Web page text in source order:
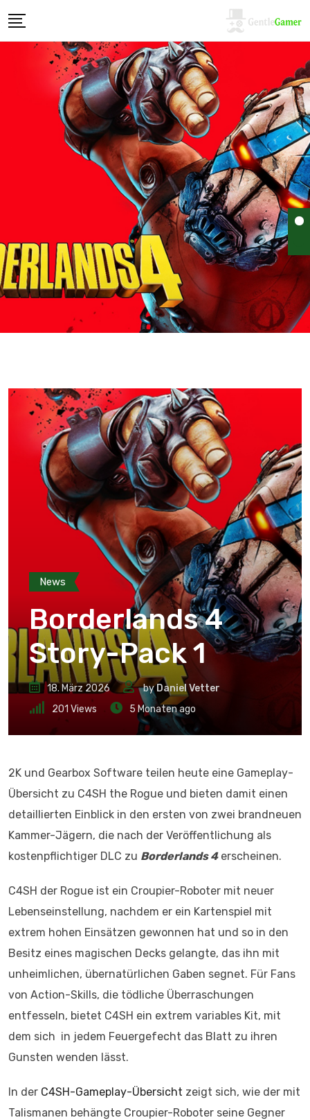
News
Borderlands 4
Story-Pack 1
18. März 2026 byDaniel Vetter
201 Views 5 Monaten ago
2K und Gearbox Software teilen heute eine Gameplay-
Übersicht zu C4SH the Rogue und bieten damit einen
detaillierten Einblick in den ersten von zwei brandneuen
Kammer-Jägern, die nach der Veröffentlichung als
kostenpflichtiger DLC zu Borderlands 4erscheinen.
C4SH der Rogue ist ein Croupier-Roboter mit neuer
Lebenseinstellung, nachdem er ein Kartenspiel mit
extrem hohen Einsätzen gewonnen hat und so in den
Besitz eines magischen Decks gelangte, das ihn mit
unheimlichen, übernatürlichen Gaben segnet. Für Fans
von Action-Skills, die tödliche Überraschungen
entfesseln, bietet C4SH ein extrem variables Kit, mit
dem sich in jedem Feuergefecht das Blatt zu ihren
Gunsten wenden lässt.
In der C4SH-Gameplay-Übersicht zeigt sich, wie der mit
Talismanen behängte Croupier-Roboter seine Gegner